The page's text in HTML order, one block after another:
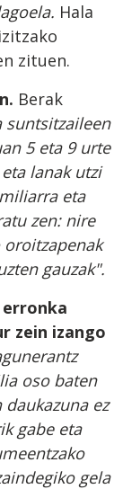
Hala
zituen.
Berak
suntsitzaileen
5 eta 9 urte
lanak utzi
eta
zen: nire
gauzak".
zein izango
oso baten
ez
gabe eta
gela